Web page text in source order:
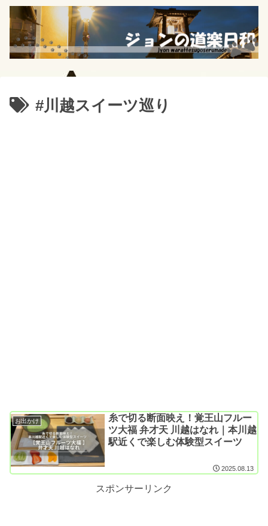
#川越スイーツ巡り
お出かけ
糸で切る断面映え！覚王山フルー
ツ大福 弁才天 川越はなれ｜本川越
駅近くで楽しむ体験型スイーツ
2025.08.13
スポンサーリンク